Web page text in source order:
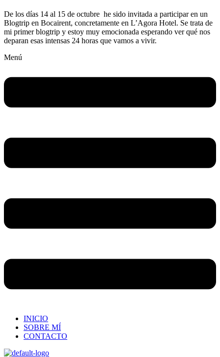
De los días 14 al 15 de octubre he sido invitada a participar en un
Blogtrip en Bocairent, concretamente en L’Agora Hotel. Se trata de
mi primer blogtrip y estoy muy emocionada esperando ver qué nos
deparan esas intensas 24 horas que vamos a vivir.
Menú
INICIO
SOBRE MÍ
CONTACTO